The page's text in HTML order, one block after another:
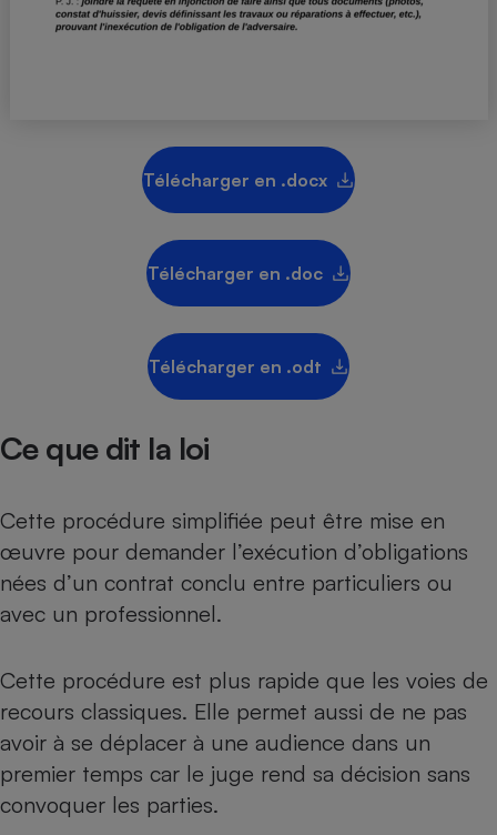
Télécharger en .docx
Télécharger en .doc
Télécharger en .odt
Ce que dit la loi
Cette procédure simplifiée peut être mise en
œuvre pour demander l’exécution d’obligations
nées d’un contrat conclu entre particuliers ou
avec un professionnel.
Cette procédure est plus rapide que les voies de
recours classiques. Elle permet aussi de ne pas
avoir à se déplacer à une audience dans un
premier temps car le juge rend sa décision sans
convoquer les parties.
Climatiseur -
Ventilateur
Cafetière à expressos
Robot ménager
Téléphone mobile -
Antivirus
Climatiseur -
Ventilateur